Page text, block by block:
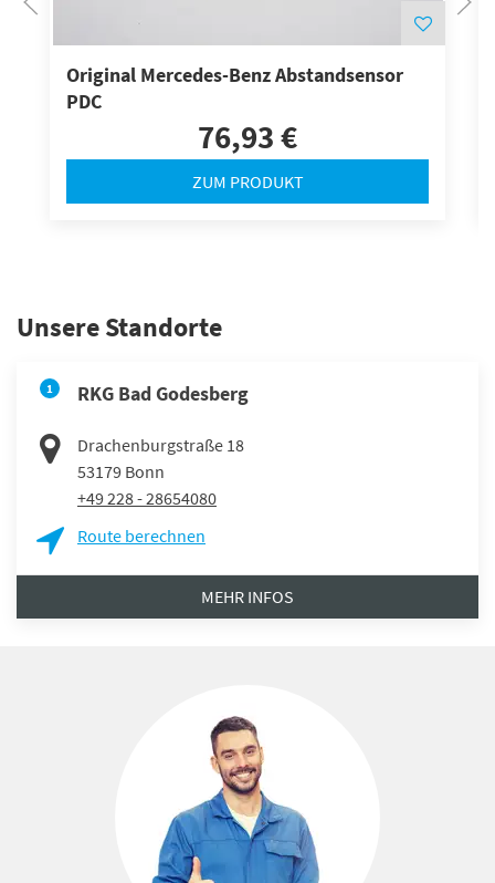
Original Mercedes-Benz Abstandsensor
PDC
76,93 €
ZUM PRODUKT
Unsere Standorte
1 RKG Bad Godesberg
Drachenburgstraße 18
53179 Bonn
+49 228 - 28654080
Route berechnen
MEHR INFOS